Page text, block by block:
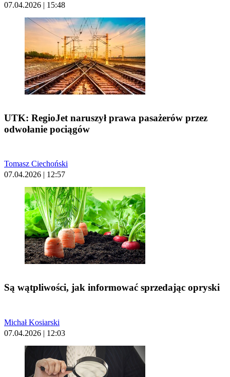
07.04.2026 | 15:48
UTK: RegioJet naruszył prawa pasażerów przez
odwołanie pociągów
Tomasz Ciechoński
07.04.2026 | 12:57
Są wątpliwości, jak informować sprzedając opryski
Michał Kosiarski
07.04.2026 | 12:03